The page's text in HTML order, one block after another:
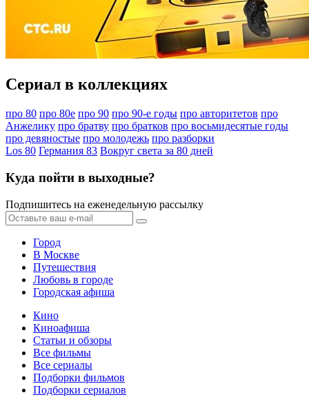
Сериал в коллекциях
про 80 про 80е про 90 про 90-е годы про авторитетов про
Анжелику про братву про братков про восьмидесятые годы
про девяностые про молодежь про разборки
Los 80 Германия 83 Вокруг света за 80 дней
Куда пойти в выходные?
Подпишитесь на еженедельную рассылку
Город
В Москве
Путешествия
Любовь в городе
Городская афиша
Кино
Киноафиша
Статьи и обзоры
Все фильмы
Все сериалы
Подборки фильмов
Подборки сериалов